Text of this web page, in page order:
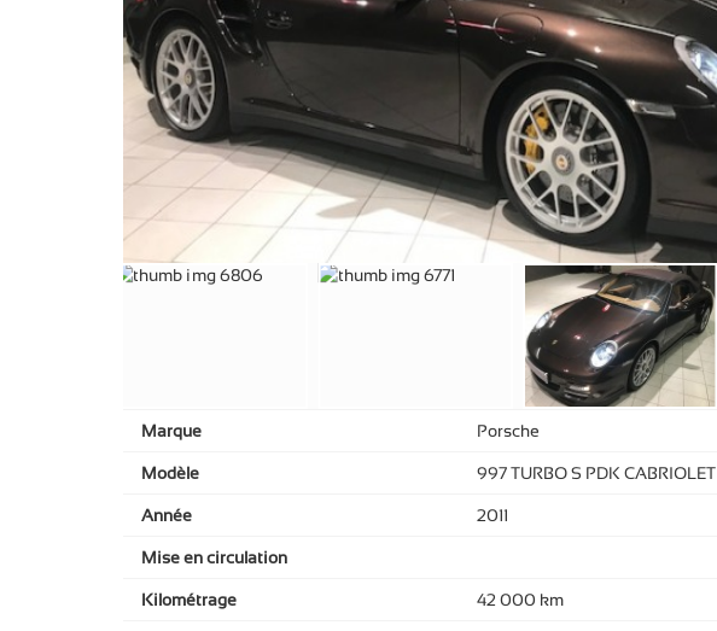
Marque Porsche
Modèle 997 TURBO S PDK CABRIOLET
Année 2011
Mise en circulation
Kilométrage 42 000 km